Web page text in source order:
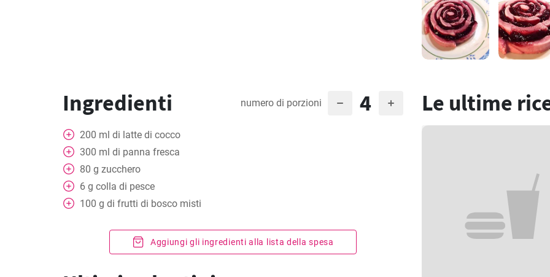
Ingredienti numero di porzioni 4
200 ml di latte di cocco
300 ml di panna fresca
80 g zucchero
6 g colla di pesce
100 g di frutti di bosco misti
Aggiungi gli ingredienti alla lista della spesa
Le ultime